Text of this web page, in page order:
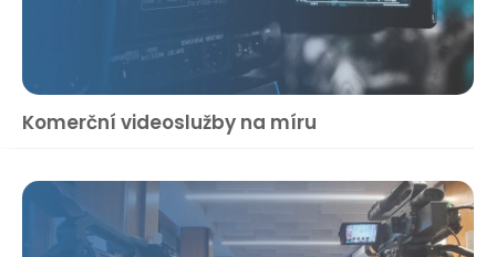
Komerční videoslužby na míru